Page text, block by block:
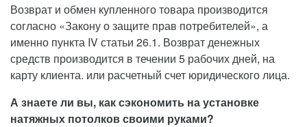
Возврат и обмен купленного товара производится
согласно «Закону о защите прав потребителей», а
именно пункта IV статьи 26.1. Возврат денежных
средств производится в течении 5 рабочих дней, на
карту клиента. или расчетный счет юридического лица.
А знаете ли вы, как сэкономить на установке
натяжных потолков своими руками?